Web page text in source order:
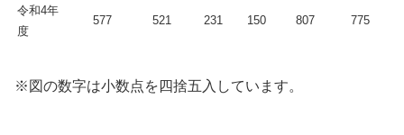
令和4年
度
577 521 231 150 807 775
※図の数字は小数点を四捨五入しています。